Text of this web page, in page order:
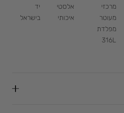
מרכזי
מעוטר
מפלדת
316L
אלסטי
איכותי
יד
בישראל